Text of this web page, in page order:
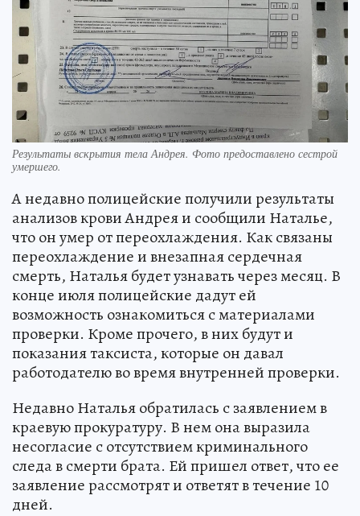
Результаты вскрытия тела Андрея. Фото предоставлено сестрой
умершего.
А недавно полицейские получили результаты
анализов крови Андрея и сообщили Наталье,
что он умер от переохлаждения. Как связаны
переохлаждение и внезапная сердечная
смерть, Наталья будет узнавать через месяц. В
конце июля полицейские дадут ей
возможность ознакомиться с материалами
проверки. Кроме прочего, в них будут и
показания таксиста, которые он давал
работодателю во время внутренней проверки.
Недавно Наталья обратилась с заявлением в
краевую прокуратуру. В нем она выразила
несогласие с отсутствием криминального
следа в смерти брата. Ей пришел ответ, что ее
заявление рассмотрят и ответят в течение 10
дней.